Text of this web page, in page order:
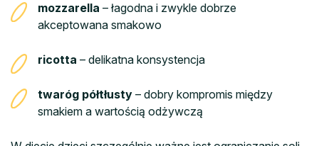
mozzarella – łagodna i zwykle dobrze
akceptowana smakowo
ricotta – delikatna konsystencja
twaróg półtłusty – dobry kompromis między
smakiem a wartością odżywczą